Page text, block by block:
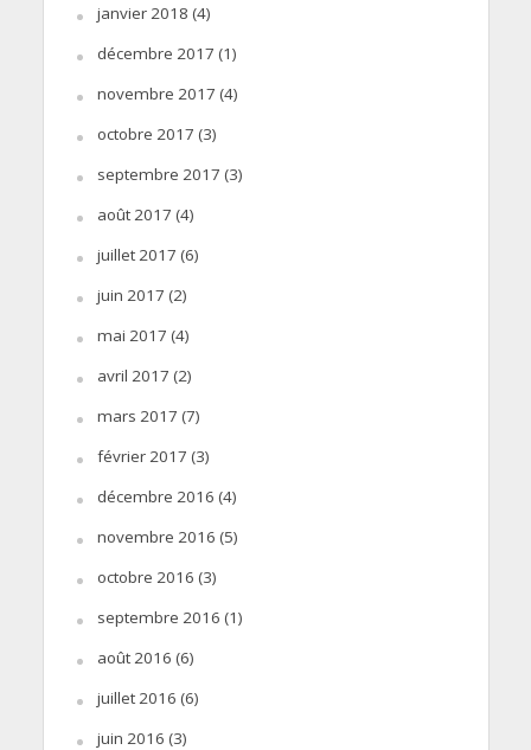
janvier 2018 (4)
décembre 2017 (1)
novembre 2017 (4)
octobre 2017 (3)
septembre 2017 (3)
août 2017 (4)
juillet 2017 (6)
juin 2017 (2)
mai 2017 (4)
avril 2017 (2)
mars 2017 (7)
février 2017 (3)
décembre 2016 (4)
novembre 2016 (5)
octobre 2016 (3)
septembre 2016 (1)
août 2016 (6)
juillet 2016 (6)
juin 2016 (3)